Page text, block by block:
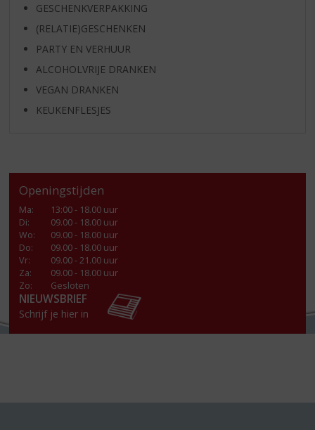
GESCHENKVERPAKKING
(RELATIE)GESCHENKEN
PARTY EN VERHUUR
ALCOHOLVRIJE DRANKEN
VEGAN DRANKEN
KEUKENFLESJES
Openingstijden
Ma:
13:00 - 18.00 uur
Di:
09.00 - 18.00 uur
Wo:
09.00 - 18.00 uur
Do:
09.00 - 18.00 uur
Vr:
09.00 - 21.00 uur
Za:
09.00 - 18.00 uur
Zo:
Gesloten
NIEUWSBRIEF
Schrijf je hier in